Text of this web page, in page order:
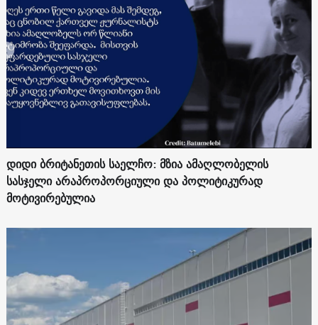
დიდი ბრიტანეთის საელჩო: მზია ამაღლობელის
სასჯელი არაპროპორციული და პოლიტიკურად
მოტივირებულია